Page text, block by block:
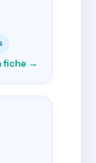
fiche →